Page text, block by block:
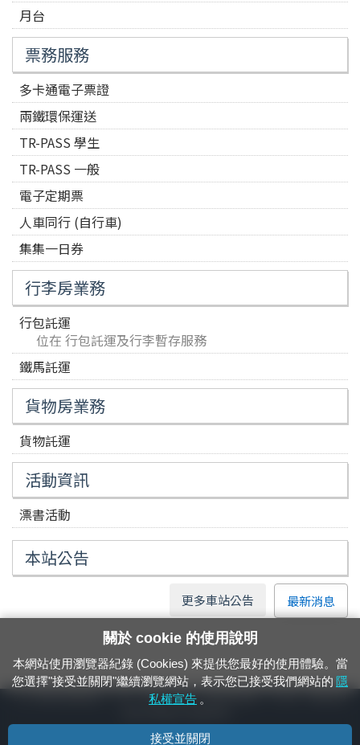
月台
票務服務
多卡通電子票證
兩鐵環保運送
TR-PASS 學生
TR-PASS 一般
電子定期票
人車同行 (自行車)
集集一日券
行李房業務
行包託運
位在 行包託運及行李暫存服務
鐵馬託運
貨物房業務
貨物託運
活動資訊
漂書活動
本站公告
更多車站公告 最新消息
24小時緊急通報電話：1933（市話、手機，僅限發現軌道、平交道、橋樑及隧
關於 cookie 的使用說明
本網站使用瀏覽器紀錄 (Cookies) 來提供您最好的使用體驗。當
您選擇"接受並關閉"繼續瀏覽網站，表示您已接受我們網站的 隱
私權宣告 。
接受並關閉